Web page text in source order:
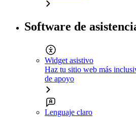
Software de
Widget asistivo
Haz tu sitio web más
de apoyo
Lenguaje claro